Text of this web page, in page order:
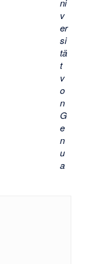
ni
v
er
si
tä
t
v
o
n
G
e
n
u
a